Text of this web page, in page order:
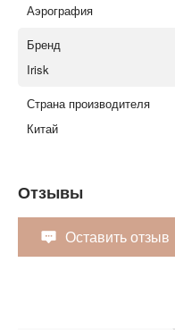
Аэрография
Бренд
Irisk
Страна производителя
Китай
Отзывы
Оставить отзыв